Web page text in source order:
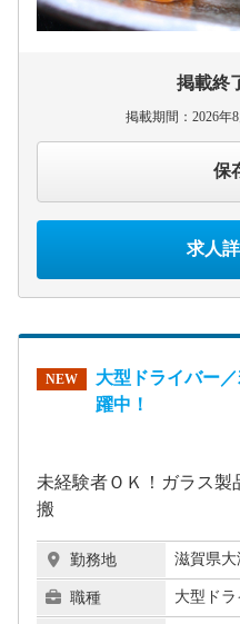
掲載終
掲載期間：2026年
保
求人
NEW
大型ドライバー
躍中！
未経験者ＯＫ！ガラス製
搬
勤務地 滋賀県大
職種 大型ド